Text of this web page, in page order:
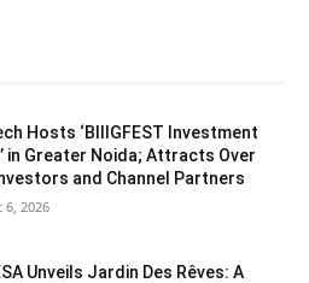
Hosts ‘BIIIGFEST Investment
in Greater Noida; Attracts Over
and Channel Partners
6, 2026
Unveils Jardin Des Rêves: A